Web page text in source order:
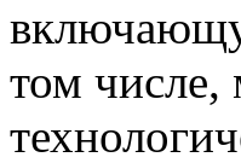
том числе,